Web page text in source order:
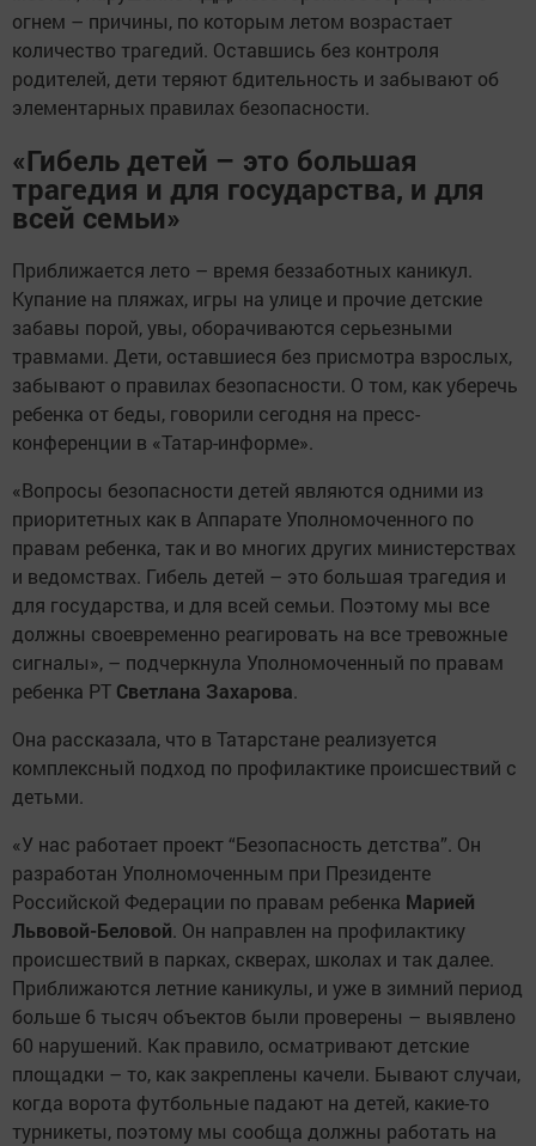
огнем – причины, по которым летом возрастает
количество трагедий. Оставшись без контроля
родителей, дети теряют бдительность и забывают об
элементарных правилах безопасности.
«Гибель детей – это большая
трагедия и для государства, и для
всей семьи»
Приближается лето – время беззаботных каникул.
Купание на пляжах, игры на улице и прочие детские
забавы порой, увы, оборачиваются серьезными
травмами. Дети, оставшиеся без присмотра взрослых,
забывают о правилах безопасности. О том, как уберечь
ребенка от беды, говорили сегодня на пресс-
конференции в «Татар-информе».
«Вопросы безопасности детей являются одними из
приоритетных как в Аппарате Уполномоченного по
правам ребенка, так и во многих других министерствах
и ведомствах. Гибель детей – это большая трагедия и
для государства, и для всей семьи. Поэтому мы все
должны своевременно реагировать на все тревожные
сигналы», – подчеркнула Уполномоченный по правам
ребенка РТ Светлана Захарова.
Она рассказала, что в Татарстане реализуется
комплексный подход по профилактике происшествий с
детьми.
«У нас работает проект “Безопасность детства”. Он
разработан Уполномоченным при Президенте
Российской Федерации по правам ребенка Марией
Львовой-Беловой. Он направлен на профилактику
происшествий в парках, скверах, школах и так далее.
Приближаются летние каникулы, и уже в зимний период
больше 6 тысяч объектов были проверены – выявлено
60 нарушений. Как правило, осматривают детские
площадки – то, как закреплены качели. Бывают случаи,
когда ворота футбольные падают на детей, какие-то
турникеты, поэтому мы сообща должны работать на